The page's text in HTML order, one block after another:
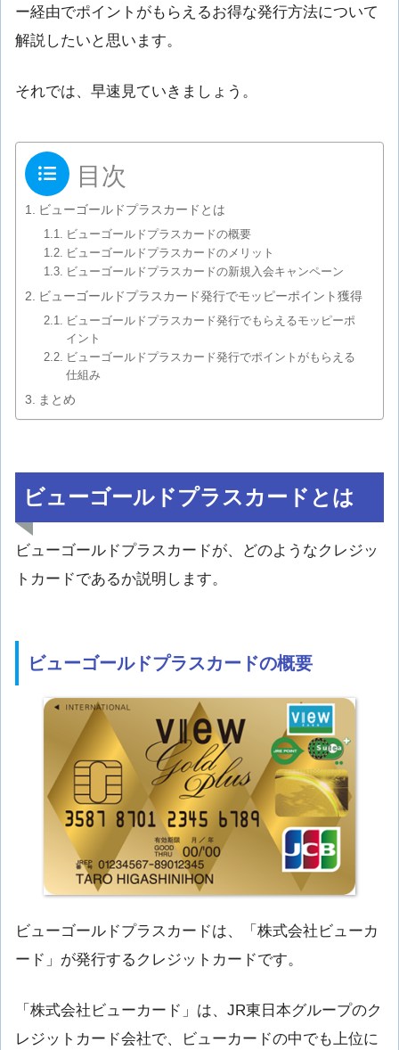
ー経由でポイントがもらえるお得な発行方法について
解説したいと思います。
それでは、早速見ていきましょう。
目次
ビューゴールドプラスカードとは
ビューゴールドプラスカードの概要
ビューゴールドプラスカードのメリット
ビューゴールドプラスカードの新規入会キャンペーン
ビューゴールドプラスカード発行でモッピーポイント獲得
ビューゴールドプラスカード発行でもらえるモッピーポ
イント
ビューゴールドプラスカード発行でポイントがもらえる
仕組み
まとめ
ビューゴールドプラスカードとは
ビューゴールドプラスカードが、どのようなクレジッ
トカードであるか説明します。
ビューゴールドプラスカードの概要
ビューゴールドプラスカードは、「株式会社ビューカ
ード」が発行するクレジットカードです。
「株式会社ビューカード」は、JR東日本グループのク
レジットカード会社で、ビューカードの中でも上位に